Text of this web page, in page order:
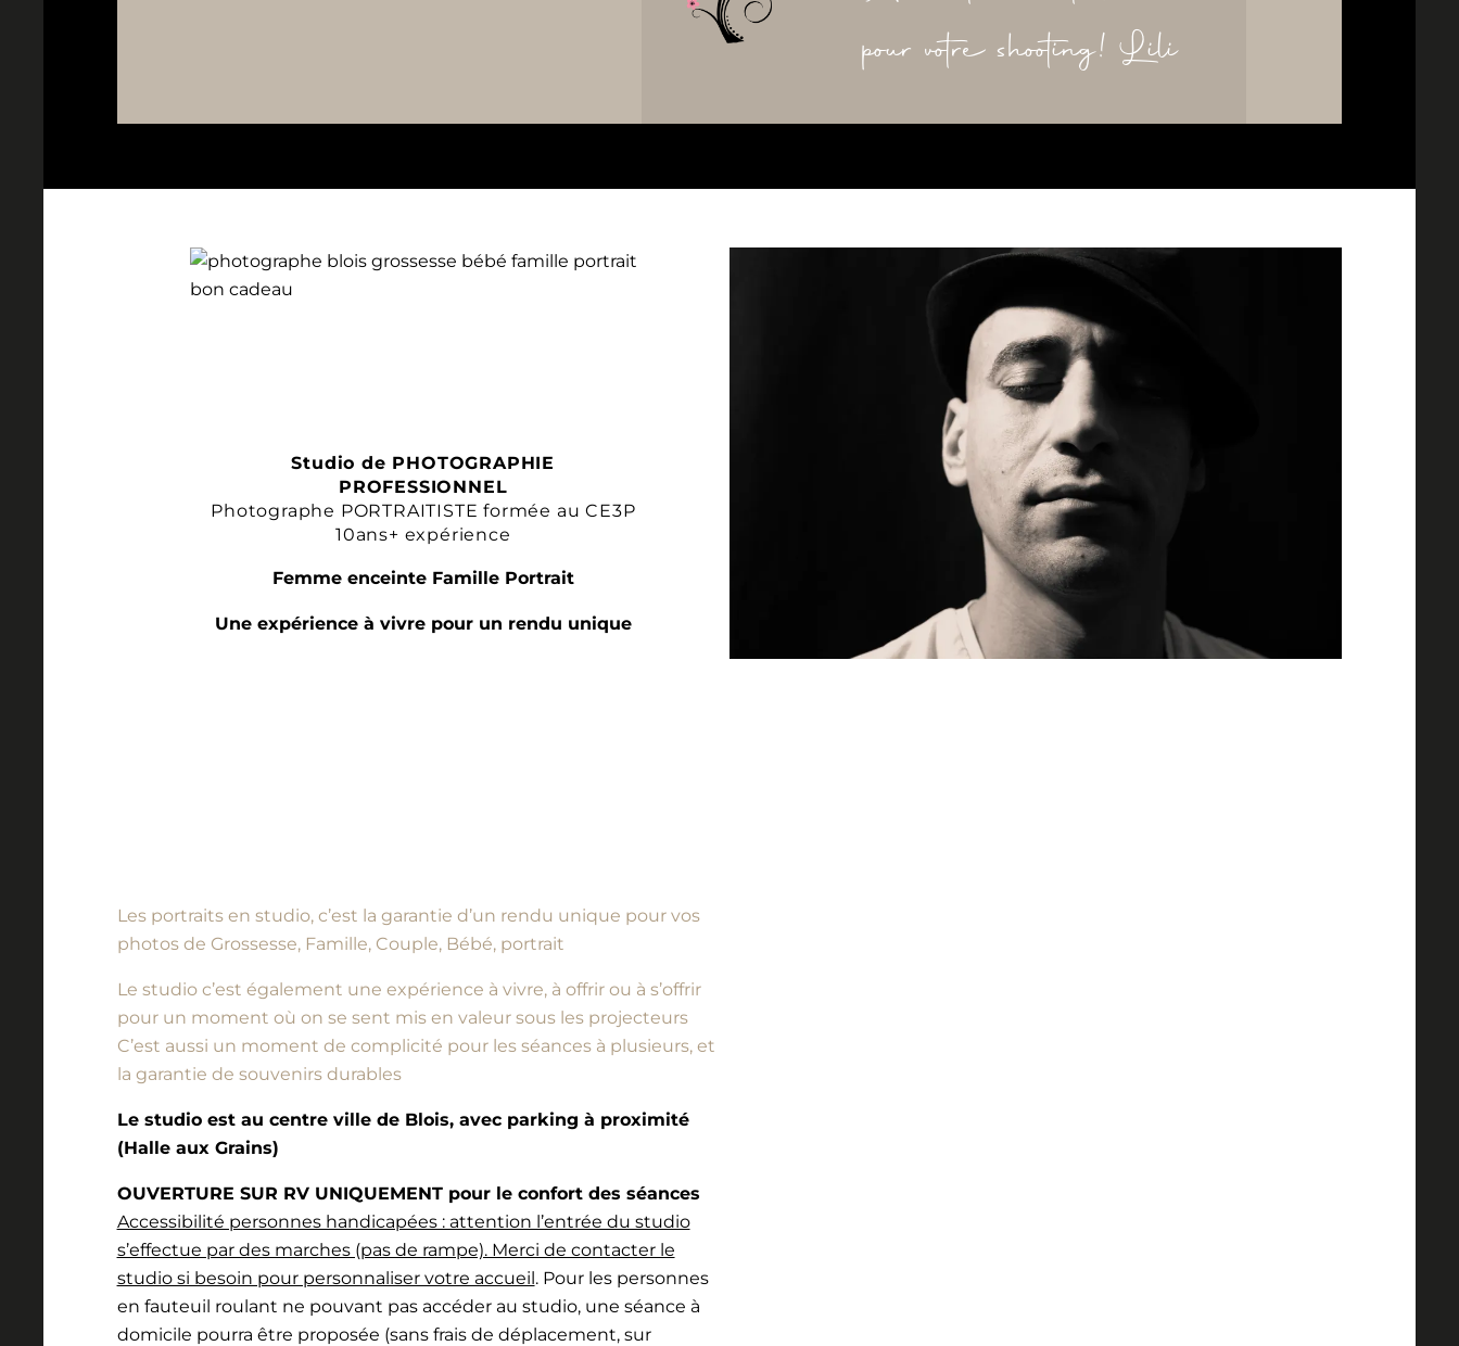
pour votre shooting! Lili
Studio de PHOTOGRAPHIE
PROFESSIONNEL
Photographe PORTRAITISTE formée au CE3P
10ans+ expérience
Femme enceinte Famille Portrait
Une expérience à vivre pour un rendu unique
Les portraits en studio, c’est la garantie d’un rendu unique pour vos
photos de Grossesse, Famille, Couple, Bébé, portrait
Le studio c’est également une expérience à vivre, à offrir ou à s’offrir
pour un moment où on se sent mis en valeur sous les projecteurs
C’est aussi un moment de complicité pour les séances à plusieurs, et
la garantie de souvenirs durables
Le studio est au centre ville de Blois, avec parking à proximité
(Halle aux Grains)
OUVERTURE SUR RV UNIQUEMENT pour le confort des séances
Accessibilité personnes handicapées : attention l’entrée du studio
s’effectue par des marches (pas de rampe). Merci de contacter le
studio si besoin pour personnaliser votre accueil. Pour les personnes
en fauteuil roulant ne pouvant pas accéder au studio, une séance à
domicile pourra être proposée (sans frais de déplacement, sur